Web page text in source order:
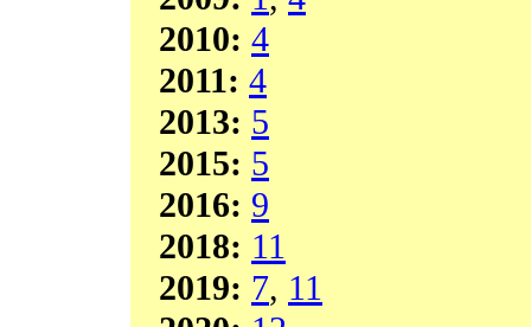
2010: 4
2011: 4
2013: 5
2015: 5
2016: 9
2018: 11
2019: 7, 11